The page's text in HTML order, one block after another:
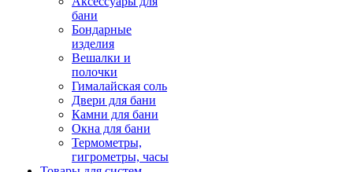
бани
Бондарные
изделия
Вешалки и
полочки
Гималайская соль
Двери для бани
Камни для бани
Окна для бани
Термометры,
гигрометры, часы